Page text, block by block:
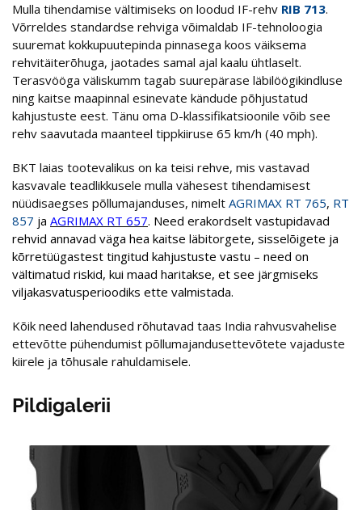
Mulla tihendamise vältimiseks on loodud IF-rehv RIB 713.
Võrreldes standardse rehviga võimaldab IF-tehnoloogia
suuremat kokkupuutepinda pinnasega koos väiksema
rehvitäiterõhuga, jaotades samal ajal kaalu ühtlaselt.
Terasvööga väliskumm tagab suurepärase läbilöögikindluse
ning kaitse maapinnal esinevate kändude põhjustatud
kahjustuste eest. Tänu oma D-klassifikatsioonile võib see
rehv saavutada maanteel tippkiiruse 65 km/h (40 mph).
BKT laias tootevalikus on ka teisi rehve, mis vastavad
kasvavale teadlikkusele mulla vähesest tihendamisest
nüüdisaegses põllumajanduses, nimelt AGRIMAX RT 765, RT
857 ja AGRIMAX RT 657. Need erakordselt vastupidavad
rehvid annavad väga hea kaitse läbitorgete, sisselõigete ja
kõrretüügastest tingitud kahjustuste vastu – need on
vältimatud riskid, kui maad haritakse, et see järgmiseks
viljakasvatusperioodiks ette valmistada.
Kõik need lahendused rõhutavad taas India rahvusvahelise
ettevõtte pühendumist põllumajandusettevõtete vajaduste
kiirele ja tõhusale rahuldamisele.
Pildigalerii